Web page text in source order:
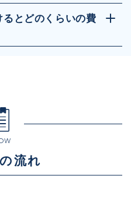
るとどのくらいの費
流れ